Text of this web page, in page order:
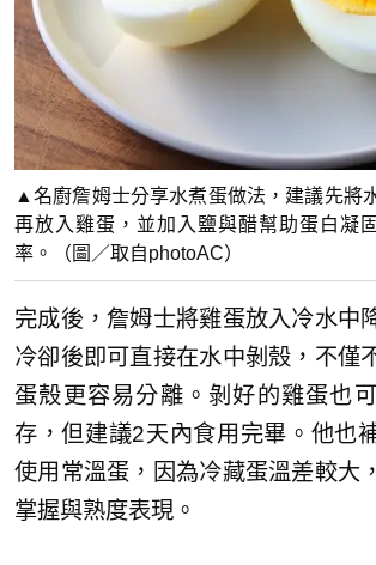
▲名廚詹姆士分享水煮蛋做法，建議先將
再放入雞蛋，並加入鹽與醋幫助蛋白凝
率。（圖／取自photoAC）
完成後，詹姆士將雞蛋放入冷水中
冷卻後即可直接在水中剝殼，不僅
蛋殼更容易分離。剝好的雞蛋也
存，但建議2天內食用完畢。他也
使用常溫蛋，因為冷藏蛋溫差較大
掌握與熟度表現。